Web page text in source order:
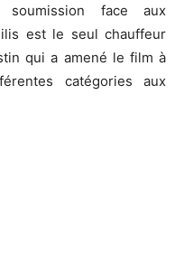
face aux
est le seul chauffeur
qui a amené le film à
catégories aux